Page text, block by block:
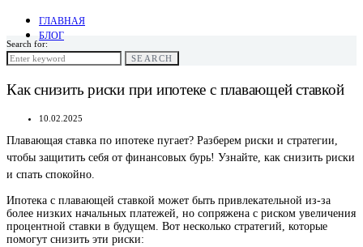
ГЛАВНАЯ
БЛОГ
Search for:
SEARCH
Как снизить риски при ипотеке с плавающей ставкой
10.02.2025
Плавающая ставка по ипотеке пугает? Разберем риски и стратегии,
чтобы защитить себя от финансовых бурь! Узнайте, как снизить риски
и спать спокойно.
Ипотека с плавающей ставкой может быть привлекательной из-за
более низких начальных платежей, но сопряжена с риском увеличения
процентной ставки в будущем. Вот несколько стратегий, которые
помогут снизить эти риски: